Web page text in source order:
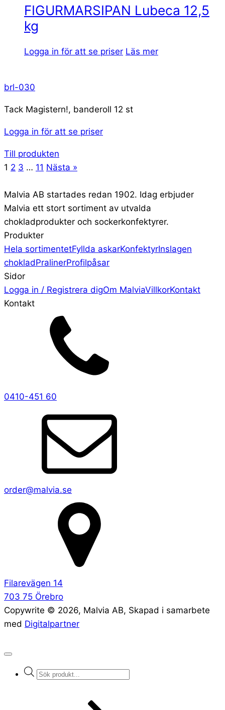
FIGURMARSIPAN Lubeca 12,5
kg
Logga in för att se priser Läs mer
brl-030
Tack Magistern!, banderoll 12 st
Logga in för att se priser
Till produkten
1 2 3 … 11 Nästa »
Malvia AB startades redan 1902. Idag erbjuder
Malvia ett stort sortiment av utvalda
chokladprodukter och sockerkonfektyrer.
Produkter
Hela sortimentetFyllda askarKonfektyrInslagen
chokladPralinerProfilpåsar
Sidor
Logga in / Registrera digOm MalviaVillkorKontakt
Kontakt
0410-451 60
order@malvia.se
Filarevägen 14
703 75 Örebro
Copywrite © 2026, Malvia AB, Skapad i samarbete
med Digitalpartner
Products